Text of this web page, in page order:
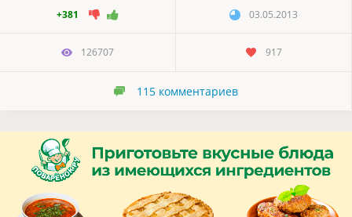
+381 03.05.2013
126707 917
115 комментариев